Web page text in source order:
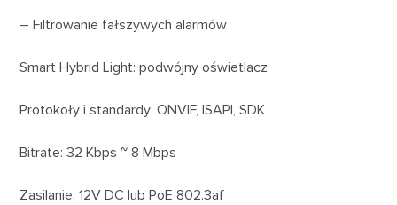
– Filtrowanie fałszywych alarmów
Smart Hybrid Light: podwójny oświetlacz
Protokoły i standardy: ONVIF, ISAPI, SDK
Bitrate: 32 Kbps ~ 8 Mbps
Zasilanie: 12V DC lub PoE 802.3af